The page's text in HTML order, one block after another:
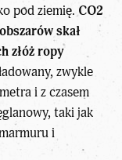
pod ziemię. CO2
skał
złóż ropy
zwykle
i z czasem
taki jak
i